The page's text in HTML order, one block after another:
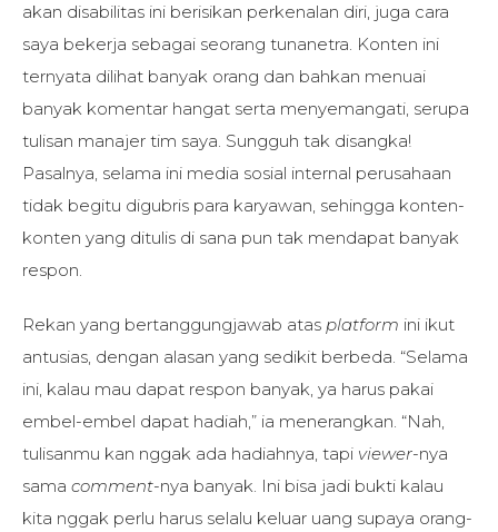
akan disabilitas ini berisikan perkenalan diri, juga cara
saya bekerja sebagai seorang tunanetra. Konten ini
ternyata dilihat banyak orang dan bahkan menuai
banyak komentar hangat serta menyemangati, serupa
tulisan manajer tim saya. Sungguh tak disangka!
Pasalnya, selama ini media sosial internal perusahaan
tidak begitu digubris para karyawan, sehingga konten-
konten yang ditulis di sana pun tak mendapat banyak
respon.
Rekan yang bertanggungjawab atas platform ini ikut
antusias, dengan alasan yang sedikit berbeda. “Selama
ini, kalau mau dapat respon banyak, ya harus pakai
embel-embel dapat hadiah,” ia menerangkan. “Nah,
tulisanmu kan nggak ada hadiahnya, tapi viewer-nya
sama comment-nya banyak. Ini bisa jadi bukti kalau
kita nggak perlu harus selalu keluar uang supaya orang-